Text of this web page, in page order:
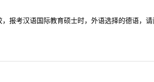
考汉语国际教育硕士时，外语选择的德语，